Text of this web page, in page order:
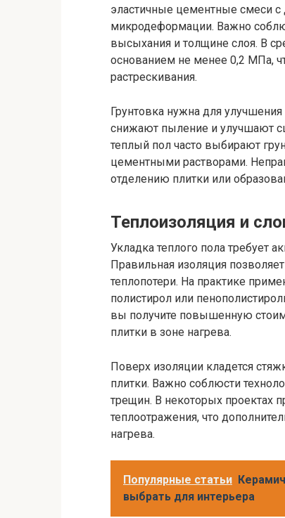
эластичные цементные смеси
микродеформации. Важно
высыхания и толщине слоя. В
основанием не менее 0,2 МПа,
растрескивания.
Грунтовка нужна для
снижают пыление и улучшают
теплый пол часто выбирают
цементными растворами.
отделению плитки или
Теплоизоляция и
Укладка теплого пола требует
Правильная изоляция
теплопотери. На практике
полистирол или
вы получите повышенную
плитки в зоне нагрева.
Поверх изоляции кладется
плитки. Важно соблюсти
трещин. В некоторых проектах
теплоотражения, что
нагрева.
Популярные статьи
выбрать для интерьера